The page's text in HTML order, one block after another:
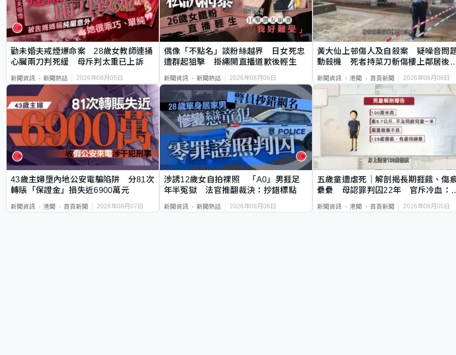
勸未婚夫戒煙爆命案 28歲女教師連捅
心臟兩刀判死緩 母斥判太重已上訴
新聞資訊 新聞熱話 2026年08月05日
偶像「不點名」談粉絲越界 日女死忠
遭群起狙擊 掛繩開直播道歉後輕生
新聞資訊 新聞熱話 2026年08月06日
黃大仙上邨傷人及自殺案 疑噪音問
動殺機 死者持菜刀斬傷樓上鄰居後
新聞資訊 港聞 首頁新聞 2026年08月08日
43歲主婦墮內地公安電騙陷阱 分81次
轉賬「保證金」損失近6900萬元
新聞資訊 港聞 首頁新聞 2026年08月07日
涉誘12歲女自拍祼照 「A0」男捱足
年半冤獄 法官推翻裁決：抄錯標點
新聞資訊 新聞熱話 2026年08月06日
五歲童遭虐死｜解剖揭長期捱餓、傷
纍纍 母認罪判囚22年 官斥冷血：
新聞資訊 港聞 首頁新聞 2026年08月05日